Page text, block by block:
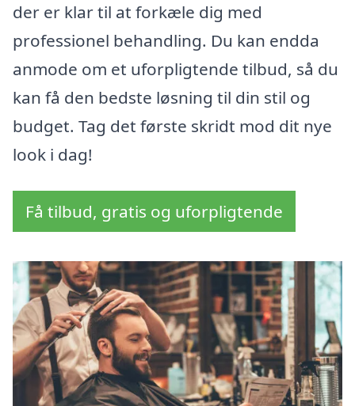
der er klar til at forkæle dig med
professionel behandling. Du kan endda
anmode om et uforpligtende tilbud, så du
kan få den bedste løsning til din stil og
budget. Tag det første skridt mod dit nye
look i dag!
Få tilbud, gratis og uforpligtende